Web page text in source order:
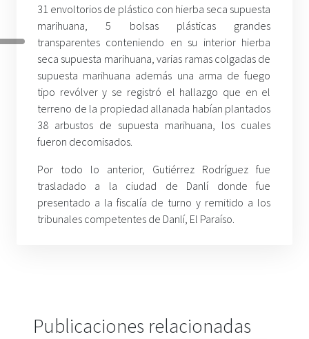
31 envoltorios de plástico con hierba seca supuesta
marihuana, 5 bolsas plásticas grandes
transparentes conteniendo en su interior hierba
seca supuesta marihuana, varias ramas colgadas de
supuesta marihuana además una arma de fuego
tipo revólver y se registró el hallazgo que en el
terreno de la propiedad allanada habían plantados
38 arbustos de supuesta marihuana, los cuales
fueron decomisados.
Por todo lo anterior, Gutiérrez Rodríguez fue
trasladado a la ciudad de Danlí donde fue
presentado a la fiscalía de turno y remitido a los
tribunales competentes de Danlí, El Paraíso.
Publicaciones relacionadas